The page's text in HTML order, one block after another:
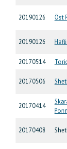
20190126 Öst
20190126
20170514
20170506
20170414
20170408